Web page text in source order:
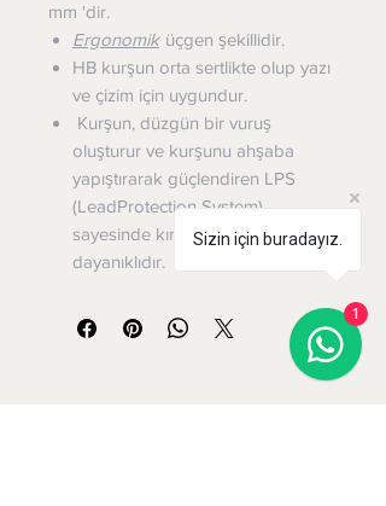
mm 'dir.
Ergonomik üçgen şekillidir.
HB kurşun orta sertlikte olup yazı
ve çizim için uygundur.
Kurşun, düzgün bir vuruş
oluşturur ve kurşunu ahşaba
yapıştırarak güçlendiren LPS
(LeadProtection System)
sayesinde kırılmaya karşı
dayanıklıdır.
Sizin için buradayız.
1